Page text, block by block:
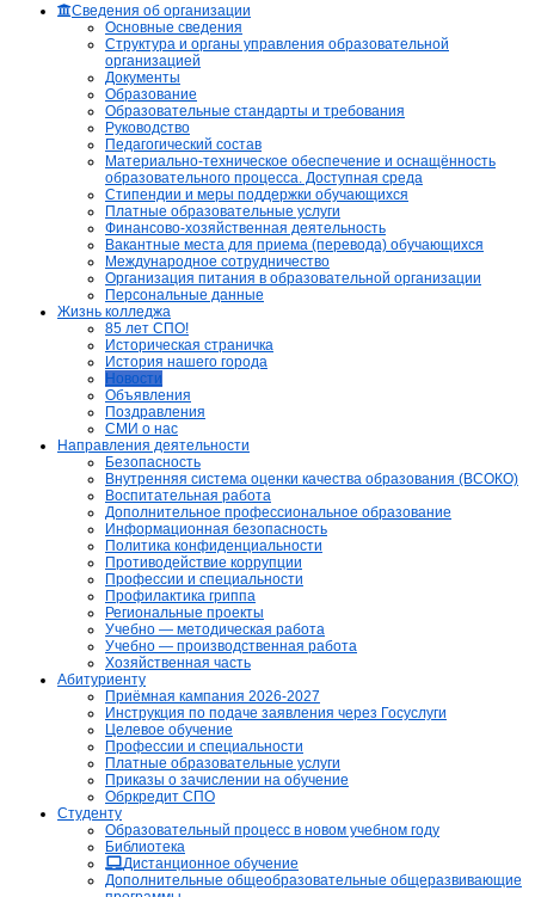
Сведения об организации
Основные сведения
Структура и органы управления образовательной
организацией
Документы
Образование
Образовательные стандарты и требования
Руководство
Педагогический состав
Материально-техническое обеспечение и оснащённость
образовательного процесса. Доступная среда
Стипендии и меры поддержки обучающихся
Платные образовательные услуги
Финансово-хозяйственная деятельность
Вакантные места для приема (перевода) обучающихся
Международное сотрудничество
Организация питания в образовательной организации
Персональные данные
Жизнь колледжа
85 лет СПО!
Историческая страничка
История нашего города
Новости
Объявления
Поздравления
СМИ о нас
Направления деятельности
Безопасность
Внутренняя система оценки качества образования (ВСОКО)
Воспитательная работа
Дополнительное профессиональное образование
Информационная безопасность
Политика конфиденциальности
Противодействие коррупции
Профессии и специальности
Профилактика гриппа
Региональные проекты
Учебно — методическая работа
Учебно — производственная работа
Хозяйственная часть
Абитуриенту
Приёмная кампания 2026-2027
Инструкция по подаче заявления через Госуслуги
Целевое обучение
Профессии и специальности
Платные образовательные услуги
Приказы о зачислении на обучение
Обркредит СПО
Студенту
Образовательный процесс в новом учебном году
Библиотека
Дистанционное обучение
Дополнительные общеобразовательные общеразвивающие